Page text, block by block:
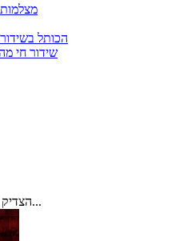
הכותל
שידור חי
הצדיק התגלה אצלי בסלון והציל לי את החיים...